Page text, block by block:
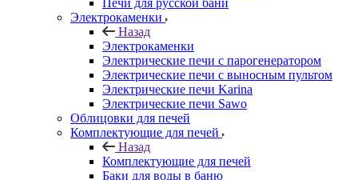
Печи для русской бани
Электрокаменки
Назад
Электрокаменки
Электрические печи с парогенератором
Электрические печи с выносным пультом
Электрические печи Karina
Электрические печи Sawo
Облицовки для печей
Комплектующие для печей
Назад
Комплектующие для печей
Баки для воды в баню